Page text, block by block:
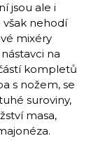
jsou ale i
však nehodí
mixéry
na
kompletů
s nožem, se
suroviny,
masa,